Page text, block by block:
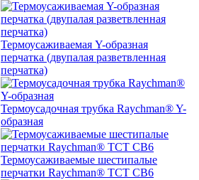
Термоусаживаемая Y-образная
перчатка (двупалая разветвленная
перчатка)
Термоусадочная трубка Raychman® Y-
образная
Термоусаживаемые шестипалые
перчатки Raychman® ТСТ СВ6